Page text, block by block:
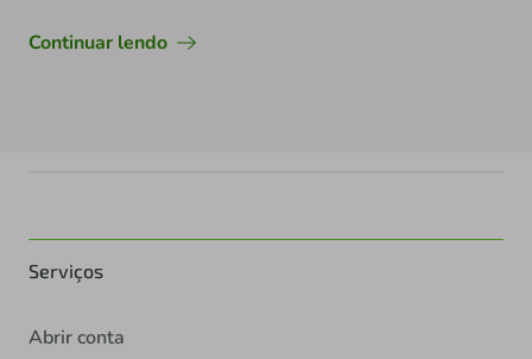
Continuar lendo
Serviços
Abrir conta